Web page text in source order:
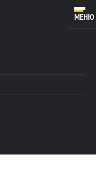
ИНСТРУМЕНТ ДЛЯ
МЕНЮ